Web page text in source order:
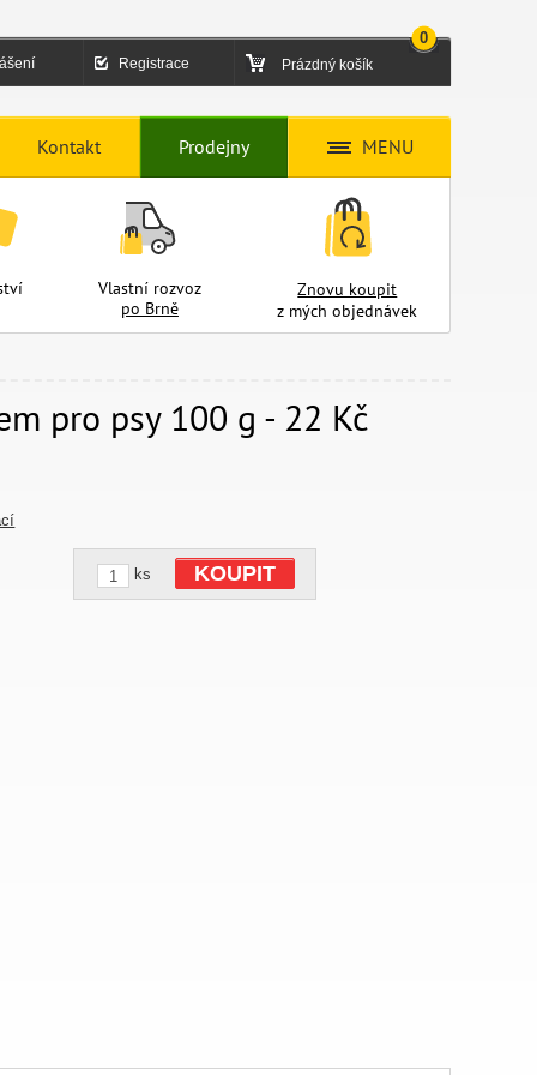
Registrace Prázdný košík
0
Kontakt Prodejny MENU
Vlastní rozvoz
po Brně
Znovu koupit
z mých objednávek
pro psy 100 g - 22 Kč
ks KOUPIT